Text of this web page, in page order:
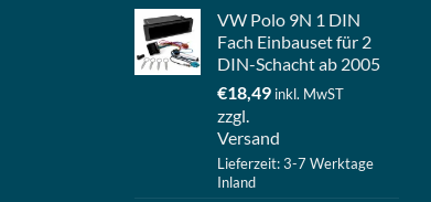
VW Polo 9N 1 DIN
Fach Einbauset für 2
DIN-Schacht ab 2005
€18,49 inkl. MwST
zzgl.
Versand
Lieferzeit: 3-7 Werktage
Inland